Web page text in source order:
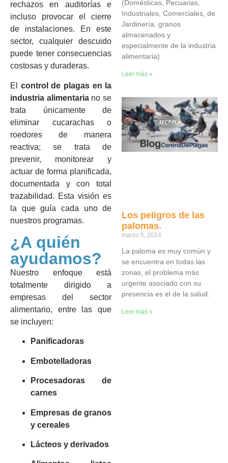
rechazos en auditorías e
incluso provocar el cierre
de instalaciones. En este
sector, cualquier descuido
puede tener consecuencias
costosas y duraderas.
El control de plagas en la
industria alimentariano se
trata únicamente de
eliminar cucarachas o
roedores de manera
reactiva; se trata de
prevenir, monitorear y
actuar de forma planificada,
documentada y con total
trazabilidad. Esta visión es
la que guía cada uno de
nuestros programas.
¿A quién
ayudamos?
Nuestro enfoque está
totalmente dirigido a
empresas del sector
alimentario, entre las que
se incluyen:
Panificadoras
Embotelladoras
Procesadoras de
carnes
Empresas de granos
y cereales
Lácteos y derivados
(Domésticas, Pecuarias,
Industriales, Comerciales, de
Jardinería, granos
almacenados y
especialmente de la industria
alimentaria)
Leer más »
Los peligros de las
palomas.
marzo 5, 2024
La paloma es muy común y
se encuentra en todas las
zonas, el problema más
urgente asociado con su
presencia es el de la salud.
Leer más »